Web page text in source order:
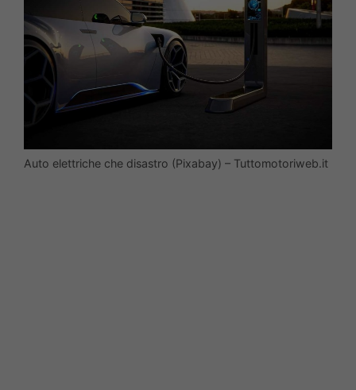
Auto elettriche che disastro (Pixabay) – Tuttomotoriweb.it